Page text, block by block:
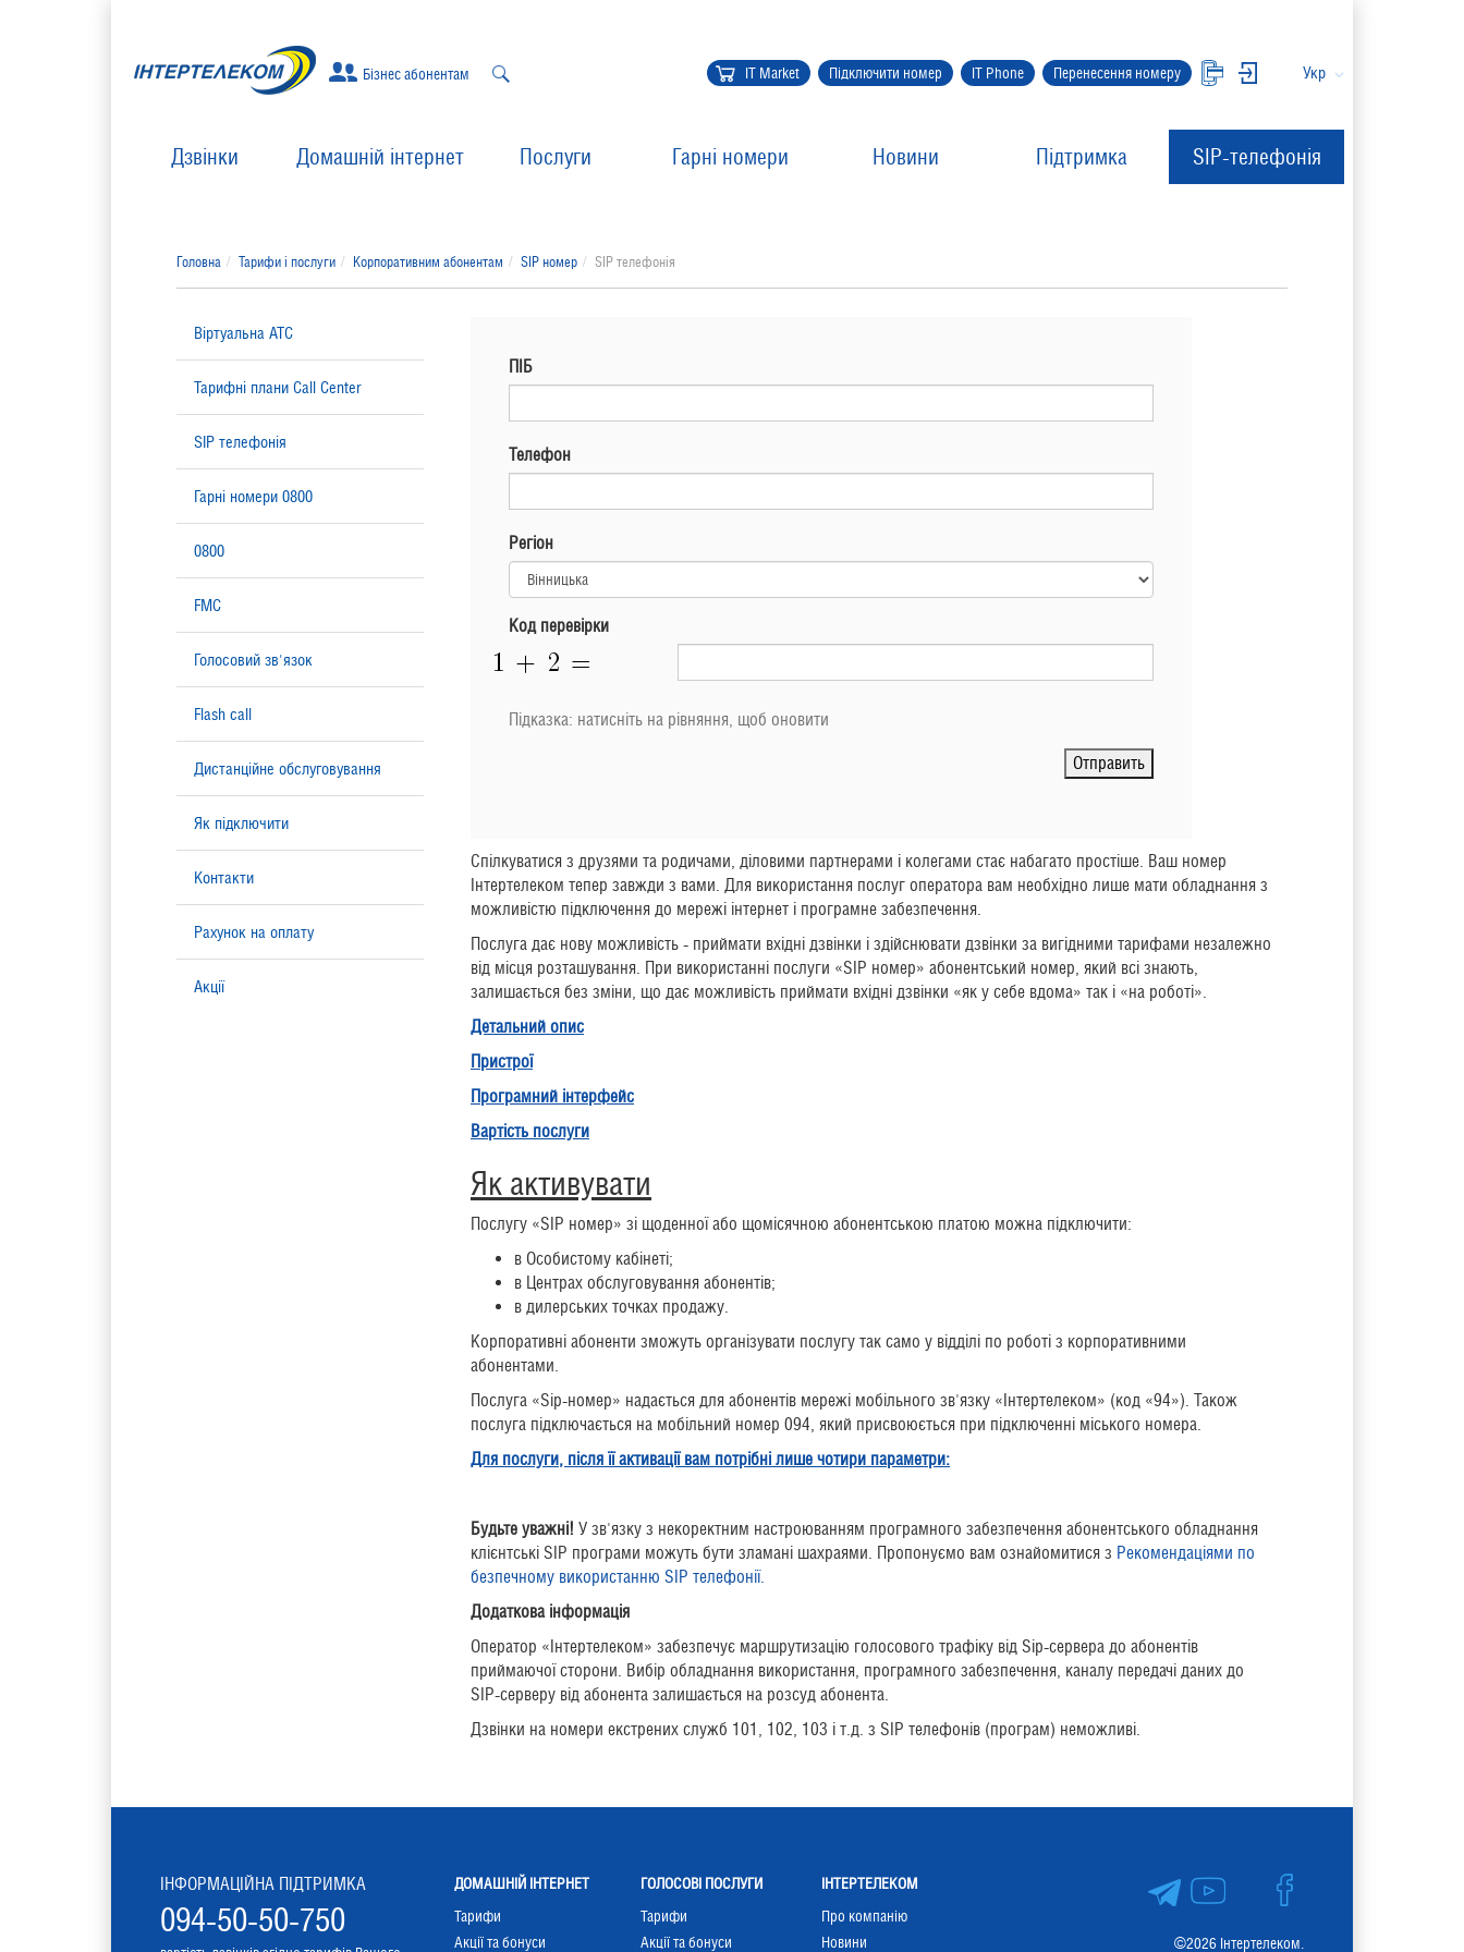
Бізнес абонентам IT Market Підключити номер IT Phone Перенесення номеру Укр
Дзвінки Домашній інтернет Послуги Гарні номери Новини Підтримка SIP-телефонія
Головна Тарифи і послуги Корпоративним абонентам SIP номер SIP телефонія
Віртуальна АТС
Тарифні плани Call Center
SIP телефонія
Гарні номери 0800
0800
FMC
Голосовий зв'язок
Flash call
Дистанційне обслуговування
Як підключити
Контакти
Рахунок на оплату
Акції
ПІБ
Телефон
Регіон
Код перевірки
Підказка: натисніть на рівняння, щоб оновити
Отправить
Спілкуватися з друзями та родичами, діловими партнерами і колегами стає набагато простіше. Ваш номер
Інтертелеком тепер завжди з вами. Для використання послуг оператора вам необхідно лише мати обладнання з
можливістю підключення до мережі інтернет і програмне забезпечення.
Послуга дає нову можливість - приймати вхідні дзвінки і здійснювати дзвінки за вигідними тарифами незалежно
від місця розташування. При використанні послуги «SIP номер» абонентський номер, який всі знають,
залишається без зміни, що дає можливість приймати вхідні дзвінки «як у себе вдома» так і «на роботі».
Детальний опис
Пристрої
Програмний інтерфейс
Вартість послуги
Як активувати
Послугу «SIP номер» зі щоденної або щомісячною абонентською платою можна підключити:
в Особистому кабінеті;
в Центрах обслуговування абонентів;
в дилерських точках продажу.
Корпоративні абоненти зможуть організувати послугу так само у відділі по роботі з корпоративними
абонентами.
Послуга «Sip-номер» надається для абонентів мережі мобільного зв'язку «Інтертелеком» (код «94»). Також
послуга підключається на мобільний номер 094, який присвоюється при підключенні міського номера.
Для послуги, після її активації вам потрібні лише чотири параметри:
Будьте уважні! У зв'язку з некоректним настроюванням програмного забезпечення абонентського обладнання
клієнтські SIP програми можуть бути зламані шахраями. Пропонуємо вам ознайомитися з Рекомендаціями по
безпечному використанню SIP телефонії.
Додаткова інформація
Оператор «Інтертелеком» забезпечує маршрутизацію голосового трафіку від Sip-сервера до абонентів
приймаючої сторони. Вибір обладнання використання, програмного забезпечення, каналу передачі даних до
SIP-серверу від абонента залишається на розсуд абонента.
Дзвінки на номери екстрених служб 101, 102, 103 і т.д. з SIP телефонів (програм) неможливі.
©2026 Інтертелеком.
ІНФОРМАЦІЙНА ПІДТРИМКА
094-50-50-750
ДОМАШНІЙ ІНТЕРНЕТ
Тарифи
Акції та бонуси
ГОЛОСОВІ ПОСЛУГИ
Тарифи
Акції та бонуси
ІНТЕРТЕЛЕКОМ
Про компанію
Новини